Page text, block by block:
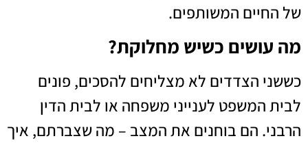
של החיים המשותפים.
מה עושים כשיש מחלוקת?
כששני הצדדים לא מצליחים להסכים, פונים
לבית המשפט לענייני משפחה או לבית הדין
הרבני. הם בוחנים את המצב – מה שצברתם, איך